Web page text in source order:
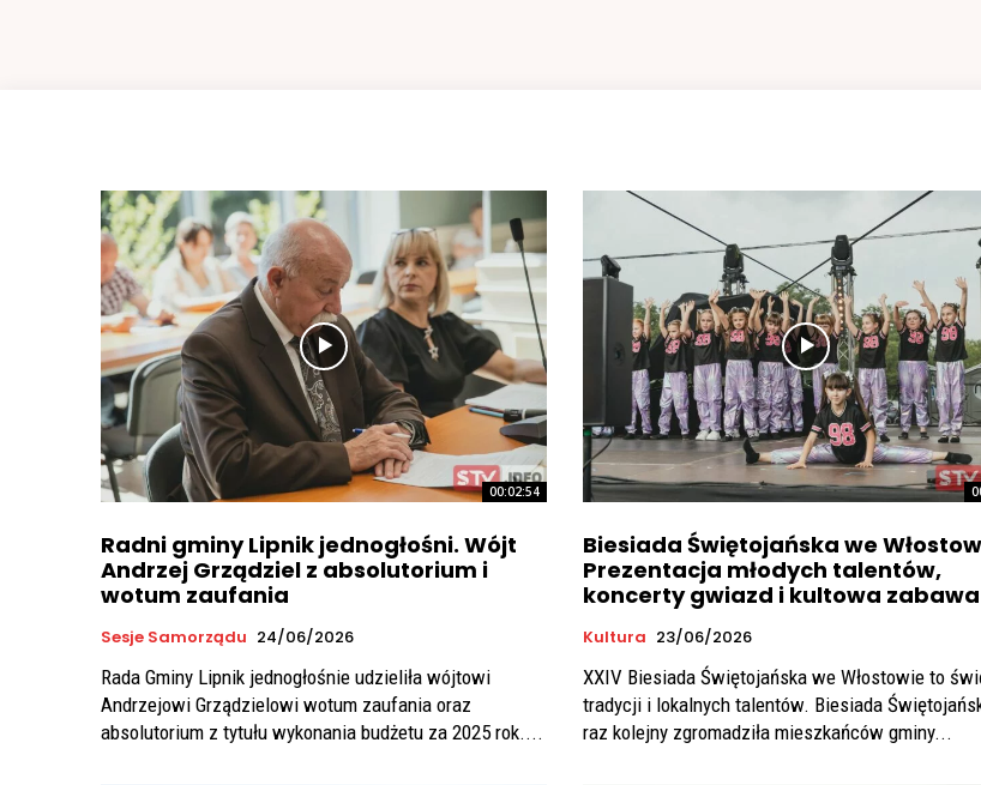
00:02:54
Radni gminy Lipnik jednogłośni. Wójt
Andrzej Grządziel z absolutorium i
wotum zaufania
Sesje Samorządu 24/06/2026
Rada Gminy Lipnik jednogłośnie udzieliła wójtowi
Andrzejowi Grządzielowi wotum zaufania oraz
absolutorium z tytułu wykonania budżetu za 2025 rok....
Biesiada Świętojańska we
Prezentacja młodych talentów,
koncerty gwiazd i kultowa zabawa
Kultura 23/06/2026
XXIV Biesiada Świętojańska we Włostowie to
tradycji i lokalnych talentów. Biesiada
raz kolejny zgromadziła mieszkańców gminy...